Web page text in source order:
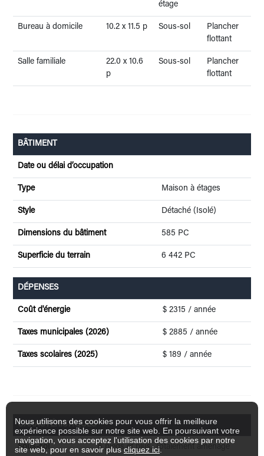
étage
Bureau à domicile 10.2 x 11.5 p Sous-sol
Plancher
flottant
Salle familiale
22.0 x 10.6
p
Sous-sol
Plancher
flottant
BÂTIMENT
Date ou délai d’occupation
Type Maison à étages
Style Détaché (Isolé)
Dimensions du bâtiment 585 PC
Superficie du terrain 6 442 PC
DÉPENSES
Coût d'énergie $ 2315 / année
Taxes municipales (2026) $ 2885 / année
Taxes scolaires (2025) $ 189 / année
CARACTÉRISTIQUES
Sous-sol 6 pieds et plus, Totalement aménagé
Nous utilisons des cookies pour vous offrir la meilleure
expérience possible sur notre site web. En poursuivant votre
navigation, vous acceptez l'utilisation des cookies par notre
site web, pour en savoir plus cliquez ici